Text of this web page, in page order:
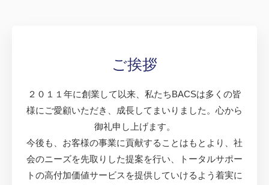
ご挨拶
２０１１年に創業して以来、私たちBACSは多くの皆
様にご愛顧いただき、成長してまいりました。心から
御礼申し上げます。
今後も、お客様の事業に貢献することはもとより、社
会のニーズを先取りした提案を行い、トータルサポー
トの高付加価値サービスを提供していけるよう着実に